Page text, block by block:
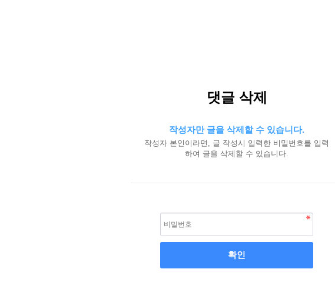
댓글 삭제
작성자만 글을 삭제할 수 있습니다.
작성자 본인이라면, 글 작성시 입력한 비밀번호를 입력
하여 글을 삭제할 수 있습니다.